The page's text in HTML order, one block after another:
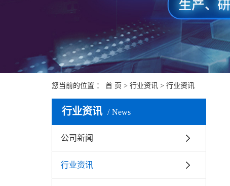
您当前的位置 ： 首 页 > 行业资讯 > 行业资讯
行业资讯 News
公司新闻
行业资讯